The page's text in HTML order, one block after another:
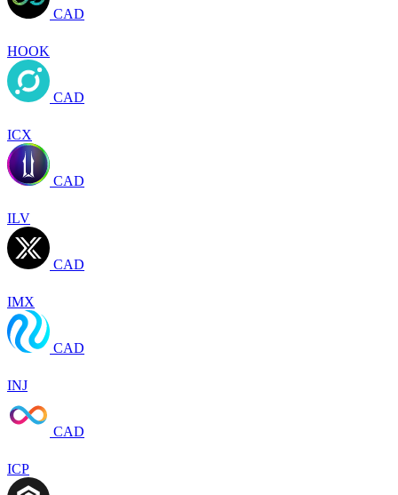
CAD
HOOK
CAD
ICX
CAD
ILV
CAD
IMX
CAD
INJ
CAD
ICP